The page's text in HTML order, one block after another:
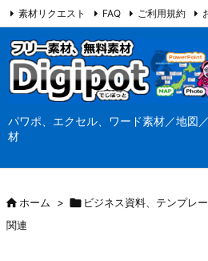
パワポ、エクセル、ワード素材／地図
材
素材リクエスト FAQ ご利用規約
当サイト（Digipot.net）について
ホーム >  ビジネス資料、テンプレ
関連